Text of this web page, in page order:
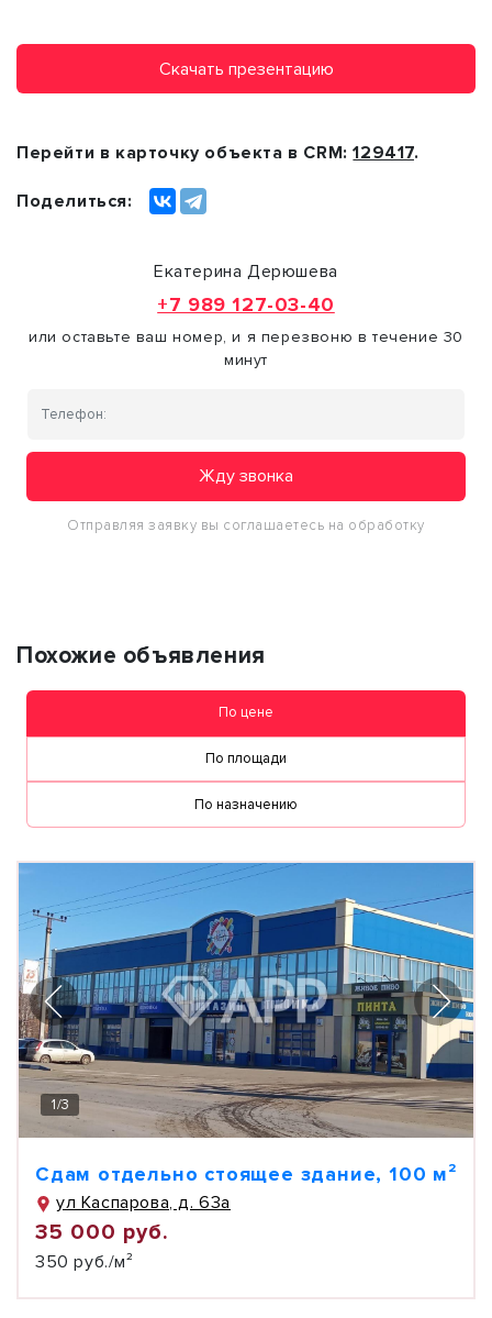
Скачать презентацию
Перейти в карточку объекта в CRM:129417.
Поделиться:
Екатерина Дерюшева
+7 989 127-03-40
или оставьте ваш номер, и я перезвоню в течение 30
минут
Жду звонка
Отправляя заявку вы соглашаетесь на обработку
Похожие объявления
По цене
По площади
По назначению
1/3
Сдам отдельно стоящее здание, 100 м²
ул Каспарова, д. 63а
35 000 руб.
350 руб./м²